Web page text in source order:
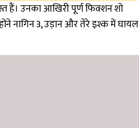
हैं। उनका आखिरी पूर्ण फिक्शन शो
नागिन 3, उड़ान और तेरे इश्क में घायल